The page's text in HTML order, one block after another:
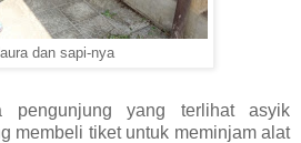
dan sapi-nya
pengunjung yang terlihat asyik
membeli tiket untuk meminjam alat